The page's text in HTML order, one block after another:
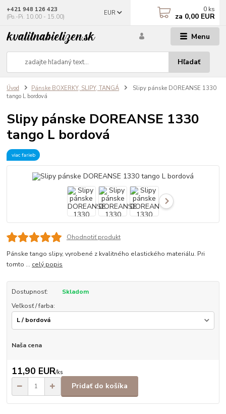
Menu
EUR
Hľadať
+421 948 126 423
(Po.-Pi. 10.00 - 15.00)
0 ks
za 0,00 EUR
Úvod Pánske BOXERKY, SLIPY, TANGÁ
Slipy pánske DOREANSE 1330
tango L bordová
Slipy pánske DOREANSE 1330
tango L bordová
viac farieb
Ohodnotiť produkt
Pánske tango slipy, vyrobené z kvalitného elastického materiálu. Pri
tomto ... celý popis
Dostupnosť:
Skladom
Veľkosť / farba:
Naša cena
11,90 EUR/ks
Pridať do košíka